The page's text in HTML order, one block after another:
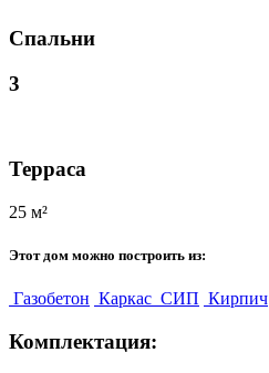
Спальни
3
Терраса
25 м²
Этот дом можно построить из:
Газобетон Каркас СИП Кирпич
Комплектация: